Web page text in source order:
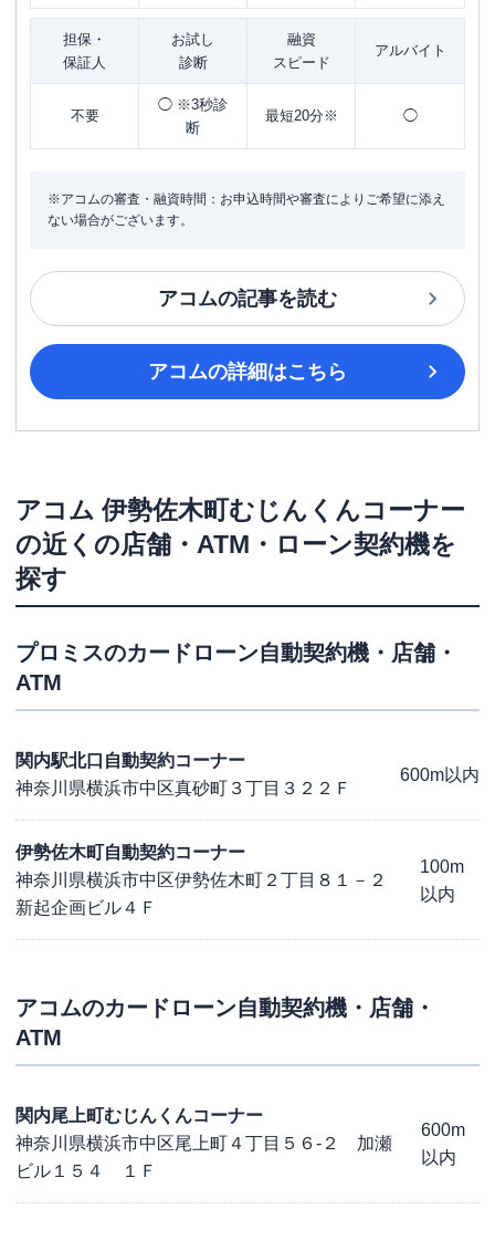
担保・
保証人
お試し
診断
融資
スピード
アルバイト
不要
◯ ※3秒診
断
最短20分※ ◯
※アコムの審査・融資時間：お申込時間や審査によりご希望に添え
ない場合がございます。
アコムの記事を読む
アコムの詳細はこちら
アコム 伊勢佐木町むじんくんコーナー
の近くの店舗・ATM・ローン契約機を
探す
プロミスのカードローン自動契約機・店舗・
ATM
関内駅北口自動契約コーナー
神奈川県横浜市中区真砂町３丁目３２２Ｆ
600m以内
伊勢佐木町自動契約コーナー
神奈川県横浜市中区伊勢佐木町２丁目８１－２
新起企画ビル４Ｆ
100m
以内
アコムのカードローン自動契約機・店舗・
ATM
関内尾上町むじんくんコーナー
神奈川県横浜市中区尾上町４丁目５６-２ 加瀬
ビル１５４ １Ｆ
600m
以内